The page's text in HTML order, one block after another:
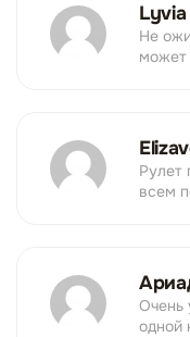
Lyvia
Не
может
Рулет
всем
Очень
одной